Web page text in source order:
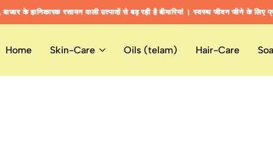
के हानिकारक रसायन वाली उत्पादों से बढ़ रही है बीमारियां । स्वस्थ जीवन जीने के लिए
के हानिकारक रसायन वाली उत्पादों से बढ़ रही है बीमारियां । स्वस्थ जीवन जीने के लिए
के हानिकारक रसायन वाली उत्पादों से बढ़ रही है बीमारियां । स्वस्थ जीवन जीने के लिए
Home Skin-Care Oils (telam) Hair-Care